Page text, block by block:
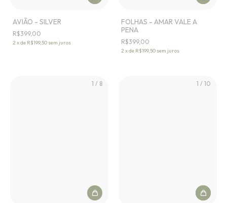
AVIÃO - SILVER
R$399,00
2 xde R$199,50 sem juros
FOLHAS - AMAR VALE A
PENA
R$399,00
2 xde R$199,50 sem juros
1 / 8 1 / 10